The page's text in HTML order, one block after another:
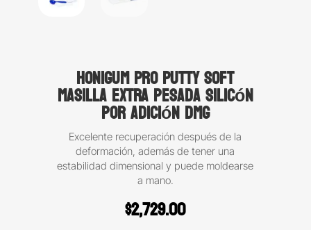
Honigum Pro Putty Soft
masilla extra pesada silicón
por adición DMG
Excelente recuperación después de la
deformación, además de tener una
estabilidad dimensional y puede moldearse
a mano.
$2,729.00